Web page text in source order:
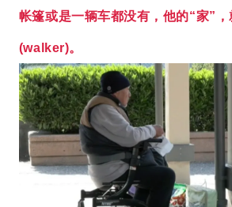
帐篷或是一辆车都没有，他的“家”
(walker)。